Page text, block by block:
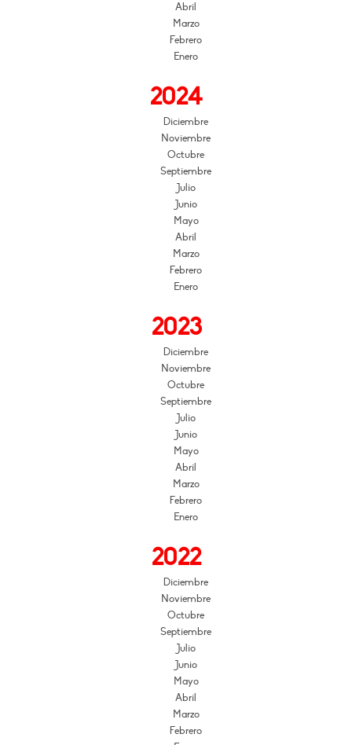
Abril
Marzo
Febrero
Enero
2024
Diciembre
Noviembre
Octubre
Septiembre
Julio
Junio
Mayo
Abril
Marzo
Febrero
Enero
2023
Diciembre
Noviembre
Octubre
Septiembre
Julio
Junio
Mayo
Abril
Marzo
Febrero
Enero
2022
Diciembre
Noviembre
Octubre
Septiembre
Julio
Junio
Mayo
Abril
Marzo
Febrero